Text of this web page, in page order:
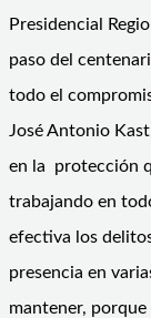
Presidencial
paso del
todo el
José Antonio
en la protección
trabajando en
efectiva los
presencia en
mantener,